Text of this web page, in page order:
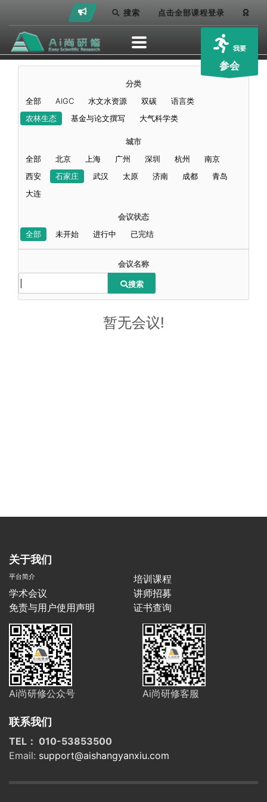
搜索 点击全部课程登录
我要
参会
分类
全部
AIGC 水文水资源 双碳
语言类
农林生态
基金与论文撰写 大气科学类
城市
全部
北京 上海 广州 深圳 杭州
南京
西安
石家庄 武汉 太原 济南 成都
青岛
大连
会议状态
全部
未开始 进行中 已完结
会议名称
搜索
暂无会议!
关于我们
平台简介
培训课程
学术会议
讲师招募
免责与用户使用声明
证书查询
Ai尚研修公众号 Ai尚研修客服
联系我们
TEL： 010-53853500
Email: support@aishangyanxiu.com